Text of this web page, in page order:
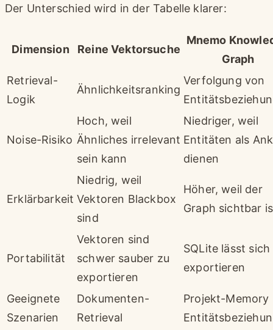
Der Unterschied wird in der Tabelle klarer:
Dimension Reine Vektorsuche
Mnemo
Graph
Retrieval-
Logik
Ähnlichkeitsranking
Verfolgung von
Noise-Risiko
Hoch, weil
Ähnliches irrelevant
sein kann
Niedriger, weil
Entitäten als
dienen
Erklärbarkeit
Niedrig, weil
Vektoren Blackbox
sind
Höher, weil der
Graph sichtbar
Portabilität
Vektoren sind
schwer sauber zu
exportieren
SQLite lässt sich
exportieren
Geeignete
Szenarien
Dokumenten-
Retrieval
Projekt-Memory